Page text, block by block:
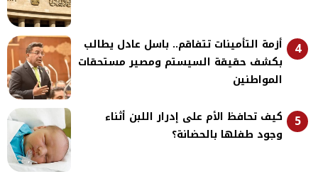
4
أزمة التأمينات تتفاقم.. باسل عادل يطالب
بكشف حقيقة السيستم ومصير مستحقات
المواطنين
5
كيف تحافظ الأم على إدرار اللبن أثناء
وجود طفلها بالحضانة؟